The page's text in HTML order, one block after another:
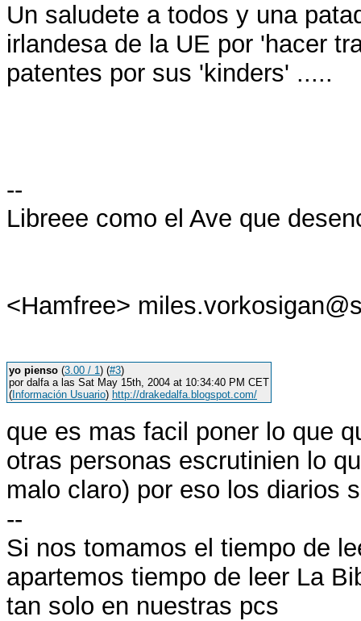
Un saludete a todos y una
irlandesa de la UE por 'hacer
patentes por sus 'kinders' .....
--
Libreee como el Ave que
<Hamfree>
yo pienso (3.00 / 1) (#3)
por dalfa a las Sat May 15th, 2004 at 10:34:40 PM CET
( Información Usuario) http://drakedalfa.blogspot.com/
que es mas facil poner lo que
otras personas escrutinien lo
malo claro) por eso los diarios
--
Si nos tomamos el tiempo de
apartemos tiempo de leer La
tan solo en nuestras pcs